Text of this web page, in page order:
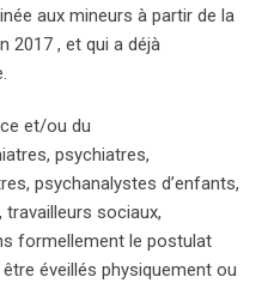
aux mineurs à partir de la
2017 , et qui a déjà
et/ou du
psychiatres,
psychanalystes d’enfants,
sociaux,
formellement le postulat
éveillés physiquement ou